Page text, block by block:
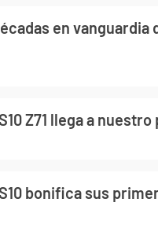
en vanguardia
Z71 llega a nuestro
bonifica sus